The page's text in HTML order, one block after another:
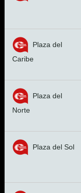
Plaza del
Caribe
Plaza del
Norte
Plaza del Sol